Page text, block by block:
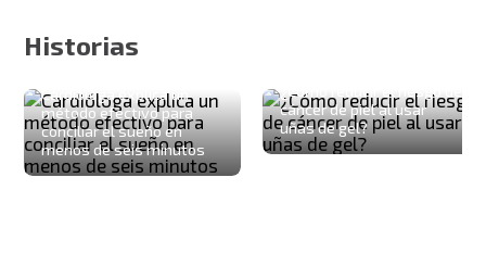
Historias
Cardióloga explica un
método efectivo para
conciliar el sueño en
menos de seis minutos
¿Cómo reducir el riesgo de
cáncer de piel al usar
uñas de gel?